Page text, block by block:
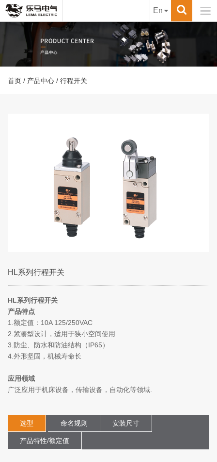

En
首页 / 产品中心 / 行程开关
HL系列行程开关
HL系列行程开关
产品特点
1.额定值：10A 125/250VAC
2.紧凑型设计，适用于狭小空间使用
3.防尘、防水和防油结构（IP65）
4.外形坚固，机械寿命长
应用领域
广泛应用于机床设备，传输设备，自动化等领域.
选型 命名规则 安装尺寸
产品特性/额定值